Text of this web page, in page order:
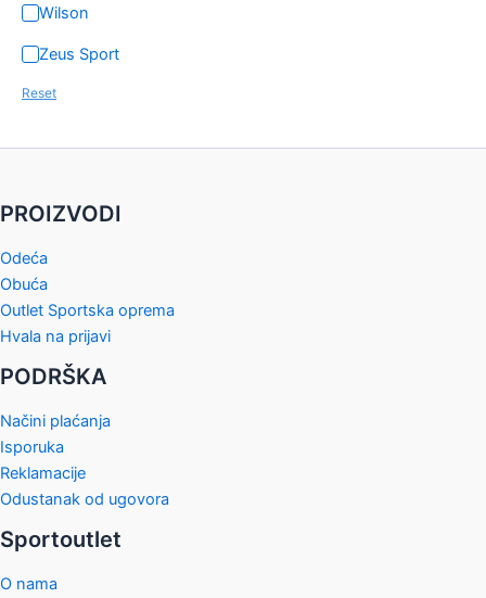
Wilson
Zeus Sport
Reset
PROIZVODI
Odeća
Obuća
Outlet Sportska oprema
Hvala na prijavi
PODRŠKA
Načini plaćanja
Isporuka
Reklamacije
Odustanak od ugovora
Sportoutlet
O nama